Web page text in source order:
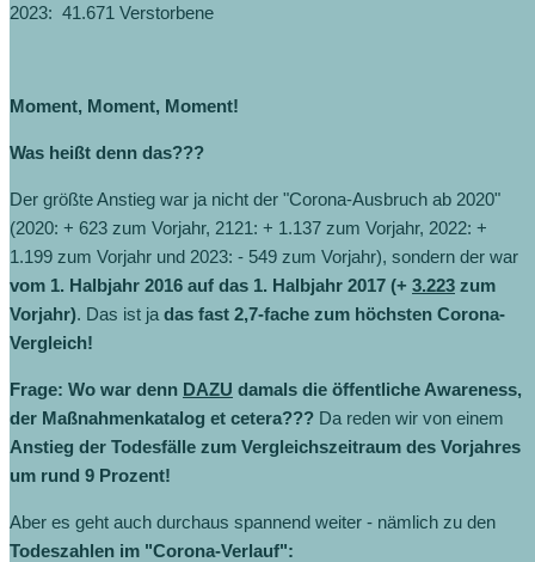
2023: 41.671 Verstorbene
Moment, Moment, Moment!
Was heißt denn das???
Der größte Anstieg war ja nicht der "Corona-Ausbruch ab 2020"
(2020: + 623 zum Vorjahr, 2121: + 1.137 zum Vorjahr, 2022: +
1.199 zum Vorjahr und 2023: - 549 zum Vorjahr), sondern der war
vom 1. Halbjahr 2016 auf das 1. Halbjahr 2017 (+ 3.223 zum
Vorjahr). Das ist ja das fast 2,7-fache zum höchsten Corona-
Vergleich!
Frage: Wo war denn DAZU damals die öffentliche Awareness,
der Maßnahmenkatalog et cetera??? Da reden wir von einem
Anstieg der Todesfälle zum Vergleichszeitraum des Vorjahres
um rund 9 Prozent!
Aber es geht auch durchaus spannend weiter - nämlich zu den
Todeszahlen im "Corona-Verlauf":